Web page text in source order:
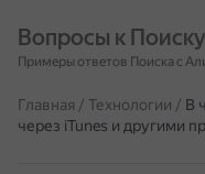
Вопросы к Поиску
Примеры ответов Поиска с
Главная / Технологии / В
через iTunes и другими